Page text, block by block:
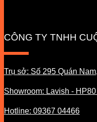
CÔNG TY TNHH
Trụ sở: Số 295 Quán
Showroom: Lavish -
Hotline: 09367 04466